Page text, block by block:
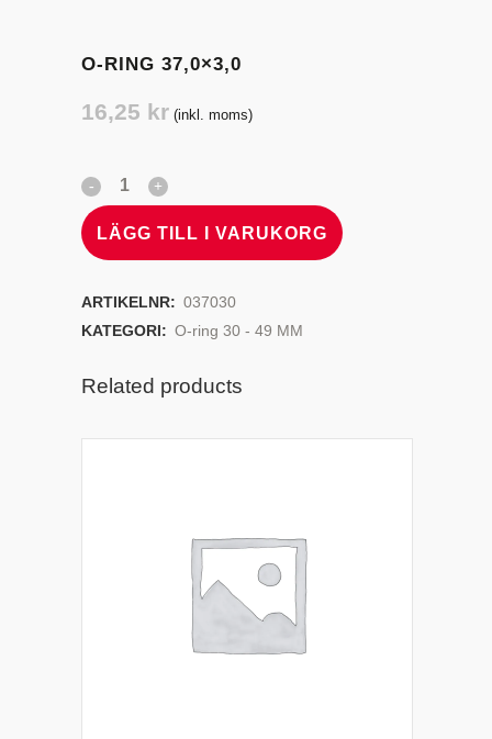
O-RING 37,0×3,0
16,25 kr (inkl. moms)
LÄGG TILL I VARUKORG
ARTIKELNR: 037030
KATEGORI: O-ring 30 - 49 MM
Related products